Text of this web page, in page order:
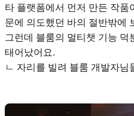
타 플랫폼에서 먼저 만든 작품
문에 의도했던 바의 절반밖에
그런데 블룸의 멀티챗 기능 덕
태어났어요.
ㄴ 자리를 빌려 블룸 개발자님